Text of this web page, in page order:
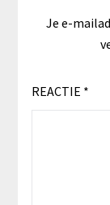
Je e-
REACTIE *